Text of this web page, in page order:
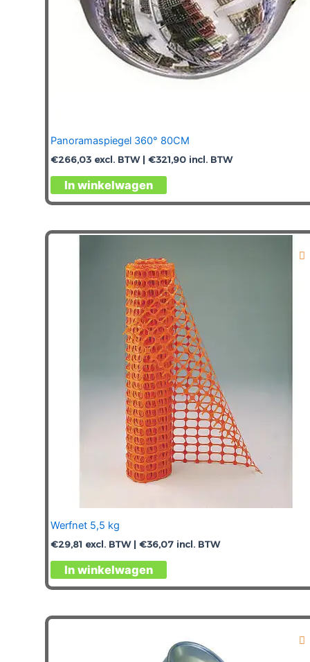
Panoramaspiegel 360° 80CM
€266,03 excl. BTW | €321,90 incl. BTW
In winkelwagen
Werfnet 5,5 kg
€29,81 excl. BTW | €36,07 incl. BTW
In winkelwagen